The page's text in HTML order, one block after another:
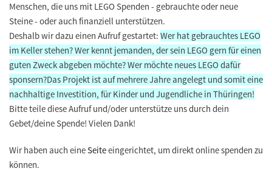
Menschen, die uns mit LEGO Spenden - gebrauchte oder neue
Steine - oder auch finanziell unterstützen.
Deshalb wir dazu einen Aufruf gestartet: Wer hat gebrauchtes LEGO
im Keller stehen?Wer kennt jemanden, der sein LEGO gern für einen
guten Zweck abgeben möchte?Wer möchte neues LEGO dafür
sponsern?Das Projekt ist auf mehrere Jahre angelegt und somit eine
nachhaltige Investition, für Kinder und Jugendliche in Thüringen!
Bitte teile diese Aufruf und/oder unterstütze uns durch dein
Gebet/deine Spende! Vielen Dank!
Wir haben auch eineSeiteeingerichtet, um direkt online spenden zu
können.